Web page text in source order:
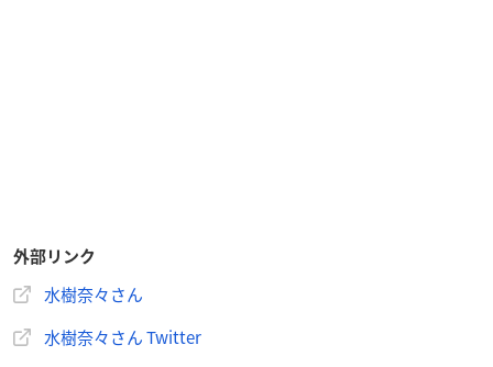
外部リンク
水樹奈々さん
水樹奈々さん Twitter